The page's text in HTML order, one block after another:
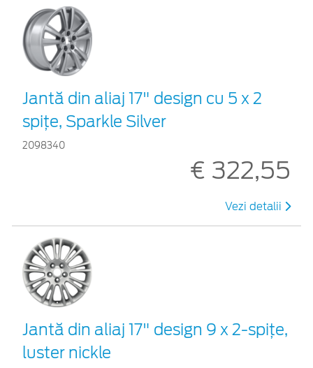
Jantă din aliaj 17" design cu 5 x 2
spiţe, Sparkle Silver
2098340
€ 322,55
Vezi detalii
Jantă din aliaj 17" design 9 x 2-spiţe,
luster nickle